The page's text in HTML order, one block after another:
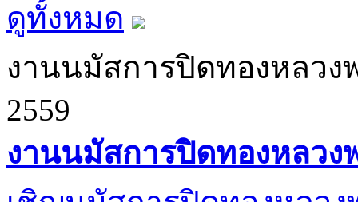
ดูทั้งหมด
งานนมัสการปิดทองหลวง
2559
งานนมัสการปิดทองหลว